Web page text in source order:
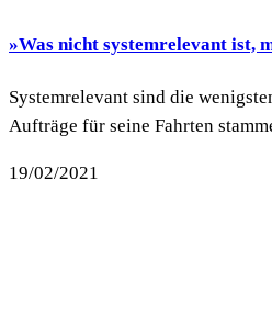
»Was nicht systemrelevant ist,
Systemrelevant sind die
Aufträge für seine Fahrten
19/02/2021